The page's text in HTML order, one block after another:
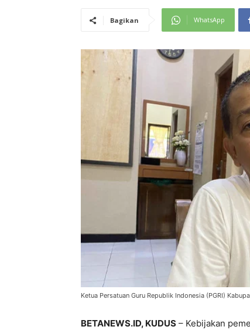
Bagikan WhatsApp
Ketua Persatuan Guru Republik Indonesia (PGRI)
BETANEWS.ID, KUDUS – Kebijakan